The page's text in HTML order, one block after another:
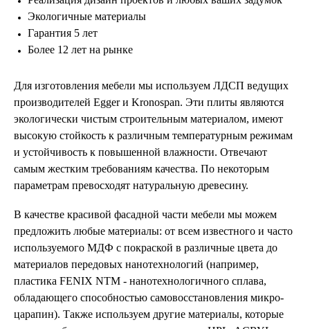
Экологичные материалы
Гарантия 5 лет
Более 12 лет на рынке
Для изготовления мебели мы используем ЛДСП ведущих
производителей Egger и Kronospan. Эти плиты являются
экологически чистым строительным материалом, имеют
высокую стойкость к различным температурным режимам
и устойчивость к повышенной влажности. Отвечают
самым жестким требованиям качества. По некоторым
параметрам превосходят натуральную древесину.
В качестве красивой фасадной части мебели мы можем
предложить любые материалы: от всем известного и часто
используемого МДФ с покраской в различные цвета до
материалов передовых нанотехнологий (например,
пластика FENIX NTM - нанотехнологичного сплава,
обладающего способностью самовосстановления микро-
царапин). Также используем другие материалы, которые